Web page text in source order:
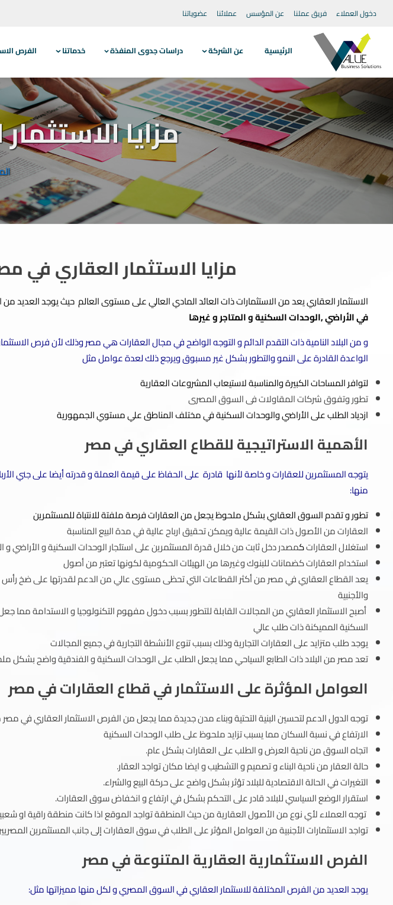
دخول العملاء فريق عملنا عن المؤسس عملائنا عضوياتنا
الرئيسية عن الشركة دراسات جدوى المنفذة خدماتنا الفرص
مزايا
مزايا الاستثمار العقاري في
الاستثمار العقاري يعد من الاستثمارات ذات العائد المادي العالي على مستوى العالم حيث يوجد العديد
في الأراضي ,الوحدات السكنية و المتاجر و غيرها
و من البلاد النامية ذات التقدم الدائم و التوجه الواضح في مجال العقارات هي مصر وذلك لأن فرص
الواعدة القادرة على النمو والتطور بشكل غير مسبوق ويرجع ذلك لعدة عوامل مثل
لتوافر المساحات الكبيرة والمناسبة لاستيعاب المشروعات العقارية
تطور وتفوق شركات المقاولات فى السوق المصرى
ازدياد الطلب على الأراضي والوحدات السكنية في مختلف المناطق علي مستوي الجمهورية
الأهمية الاستراتيجية للقطاع العقاري في مصر
يتوجه المستثمرين للعقارات و خاصة لأنها قادرة على الحفاظ على قيمة العملة و قدرته أيضا على جني
منها:
تطور و تقدم السوق العقاري بشكل ملحوظ يجعل من العقارات فرصة ملفتة للانتباة للمستثمرين
العقارات من الأصول ذات القيمة عالية ويمكن تحقيق ارباح عالية في مدة البيع المناسبة
استغلال العقاراتكمصدر دخل ثابت من خلال قدرة المستثمرين على استئجار الوحدات السكنية و الأراضي و
استخدام العقارات كضمانات للبنوك وغيرها من الهيئات الحكومية لكونها تعتبر من أصول
يعد القطاع العقاري في مصر من أكثر القطاعات التي تحظى مستوى عالي من الدعم لقدرتها على ضخ
والأجنبية
أصبح الاستثمار العقاري من المجالات القابلة للتطور بسبب دخول مفهوم التكنولوجيا و الاستدامة مما
السكنية المميكنة ذات طلب عالي
يوجد طلب متزايد على العقارات التجارية وذلك بسبب تنوع الأنشطة التجارية في جميع المجالات
تعد مصر من البلاد ذات الطابع السياحي مما يجعل الطلب على الوحدات السكنية و الفندقية واضح بشكل
العوامل المؤثرة على الاستثمار في قطاع العقارات في مصر
توجه الدول الدعم لتحسين البنية التحتية وبناء مدن جديدة مما يجعل من الفرص الاستثمار العقاري في
الارتفاع في نسبة السكان مما يسبب تزايد ملحوظ على طلب الوحدات السكنية
اتجاه السوق من ناحية العرض و الطلب على العقارات بشكل عام.
حالة العقار من ناحية البناء و تصميم و التشطيب و ايضا مكان تواجد العقار.
التغيرات في الحالة الاقتصادية للبلاد تؤثر بشكل واضح على حركة البيع والشراء.
استقرار الوضع السياسي للبلاد قادر على التحكم بشكل في ارتفاع و انخفاض سوق العقارات.
توجه العملاء لأي نوع من الأصول العقارية من حيث المنطقة تواجد الموقع اذا كانت منطقة راقية او
تواجد الاستثمارات الأجنبية من العوامل المؤثر على الطلب في سوق العقارات إلى جانب المستثمرين
الفرص الاستثمارية العقارية المتنوعة في مصر
يوجد العديد من الفرص المختلفة للاستثمار العقاري في السوق المصري و لكل منها مميزاتها مثل: